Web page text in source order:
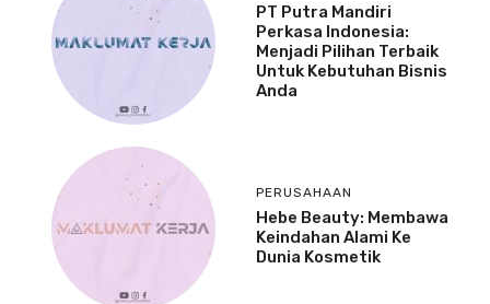
PT Putra Mandiri
Perkasa Indonesia:
Menjadi Pilihan Terbaik
Untuk Kebutuhan Bisnis
Anda
PERUSAHAAN
Hebe Beauty: Membawa
Keindahan Alami Ke
Dunia Kosmetik